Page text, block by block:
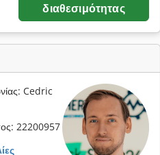
διαθεσιμότητας
Cedric
22200957